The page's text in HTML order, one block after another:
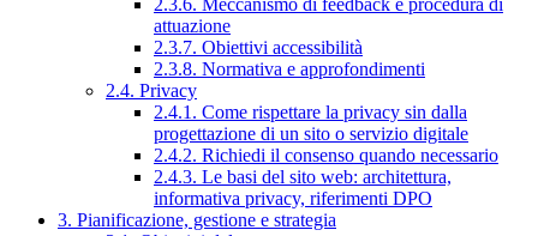
attuazione
2.3.7. Obiettivi accessibilità
2.3.8. Normativa e approfondimenti
2.4. Privacy
2.4.1. Come rispettare la privacy sin dalla
progettazione di un sito o servizio digitale
2.4.2. Richiedi il consenso quando necessario
2.4.3. Le basi del sito web: architettura,
informativa privacy, riferimenti DPO
3. Pianificazione, gestione e strategia